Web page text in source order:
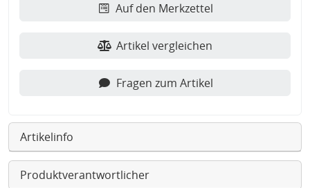
Auf den Merkzettel
Artikel vergleichen
Fragen zum Artikel
Artikelinfo
Produktverantwortlicher